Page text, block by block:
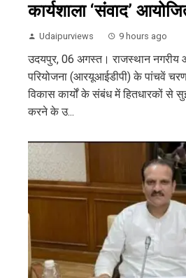
कार्यशाला ‘संवाद’
Udaipurviews 9 hours ago
उदयपुर, 06 अगस्त। राजस्थान नगरीय
परियोजना (आरयूआईडीपी) के पांचवें
विकास कार्यों के संबंध में हितधारकों से
करने के उ...